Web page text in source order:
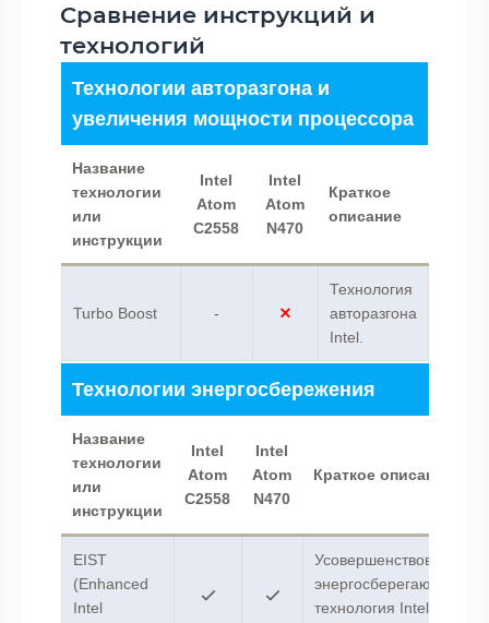
Сравнение инструкций и
технологий
Технологии авторазгона и
увеличения мощности процессора
Название
технологии
или
инструкции
Intel
Atom
C2558
Intel
Atom
N470
Краткое
описание
Turbo Boost -
Технология
авторазгона
Intel.
Технологии энергосбережения
Название
технологии
или
инструкции
Intel
Atom
C2558
Intel
Atom
N470
Краткое описание
EIST
(Enhanced
Intel
Усовершенствованная
энергосберегающая
технология Intel